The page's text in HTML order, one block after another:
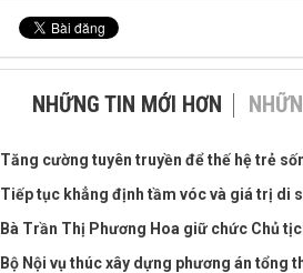
NHỮNG TIN MỚI HƠN
Tăng cường tuyên truyền để thế hệ trẻ
Tiếp tục khẳng định tầm vóc và giá trị di
Bà Trần Thị Phương Hoa giữ chức Chủ
Bộ Nội vụ thúc xây dựng phương án tổng